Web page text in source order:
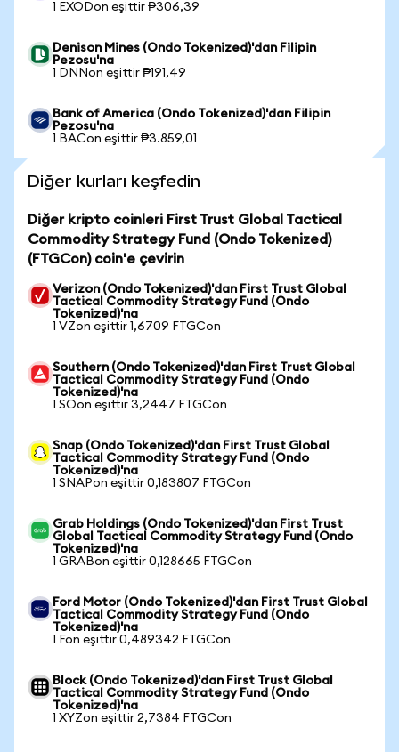
1 EXODon eşittir ₱306,39
Denison Mines (Ondo Tokenized)'dan Filipin
Pezosu'na
1 DNNon eşittir ₱191,49
Bank of America (Ondo Tokenized)'dan Filipin
Pezosu'na
1 BACon eşittir ₱3.859,01
Diğer kurları keşfedin
Diğer kripto coinleri First Trust Global Tactical
Commodity Strategy Fund (Ondo Tokenized)
(FTGCon) coin'e çevirin
Verizon (Ondo Tokenized)'dan First Trust Global
Tactical Commodity Strategy Fund (Ondo
Tokenized)'na
1 VZon eşittir 1,6709 FTGCon
Southern (Ondo Tokenized)'dan First Trust Global
Tactical Commodity Strategy Fund (Ondo
Tokenized)'na
1 SOon eşittir 3,2447 FTGCon
Snap (Ondo Tokenized)'dan First Trust Global
Tactical Commodity Strategy Fund (Ondo
Tokenized)'na
1 SNAPon eşittir 0,183807 FTGCon
Grab Holdings (Ondo Tokenized)'dan First Trust
Global Tactical Commodity Strategy Fund (Ondo
Tokenized)'na
1 GRABon eşittir 0,128665 FTGCon
Ford Motor (Ondo Tokenized)'dan First Trust Global
Tactical Commodity Strategy Fund (Ondo
Tokenized)'na
1 Fon eşittir 0,489342 FTGCon
Block (Ondo Tokenized)'dan First Trust Global
Tactical Commodity Strategy Fund (Ondo
Tokenized)'na
1 XYZon eşittir 2,7384 FTGCon